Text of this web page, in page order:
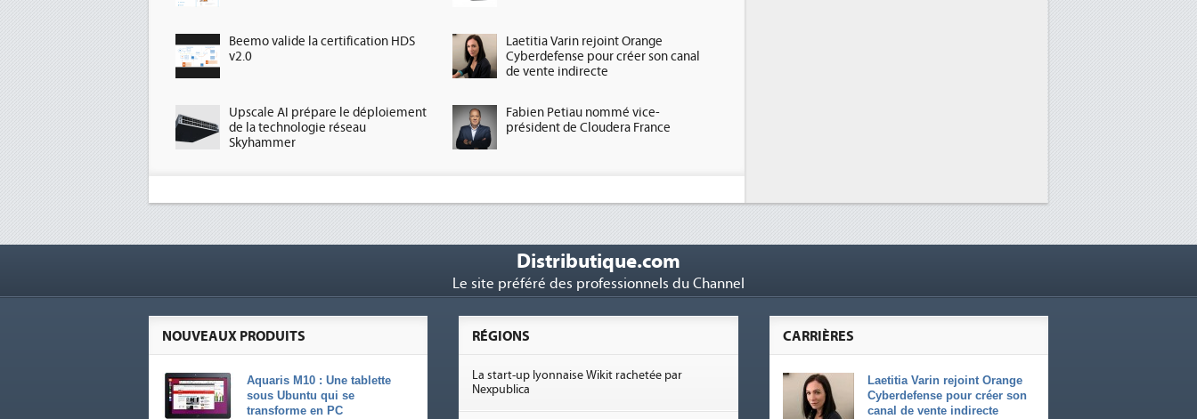
Beemo valide la certification HDS
v2.0
Laetitia Varin rejoint Orange
Cyberdefense pour créer son canal
de vente indirecte
Upscale AI prépare le déploiement
de la technologie réseau
Skyhammer
Fabien Petiau nommé vice-
président de Cloudera France
Distributique.com
Le site préféré des professionnels du Channel
CARRIÈRES
Laetitia Varin rejoint Orange
Cyberdefense pour créer son
canal de vente indirecte
NOUVEAUX PRODUITS
Aquaris M10 : Une tablette
sous Ubuntu qui se
transforme en PC
RÉGIONS
La start-up lyonnaise Wikit rachetée par
Nexpublica